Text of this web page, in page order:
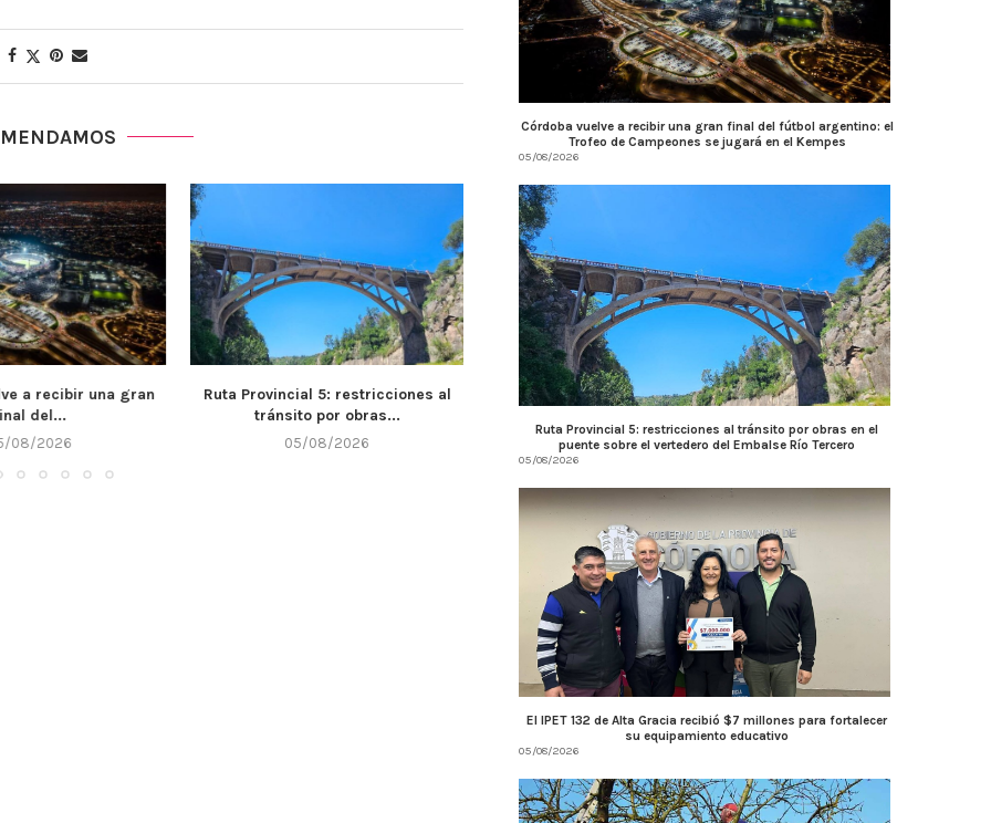
5: restricciones al
por obras...
08/2026
El IPET 132 de Alta Gracia recibió
$7...
05/08/2026
AMBIENTE: ÚLTIMOS DÍAS PARA
04/08/2026
Llaryora anunció una
Córdoba vuelve a recibir una gran final del fútbol argentino: el
Trofeo de Campeones se jugará en el Kempes
05/08/2026
Ruta Provincial 5: restricciones al tránsito por obras en el
puente sobre el vertedero del Embalse Río Tercero
05/08/2026
El IPET 132 de Alta Gracia recibió $7 millones para fortalecer
su equipamiento educativo
05/08/2026